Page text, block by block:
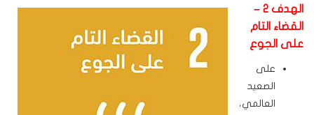
الهدف 2 –
القضاء التام
على الجوع
على
الصعيد
العالمي،